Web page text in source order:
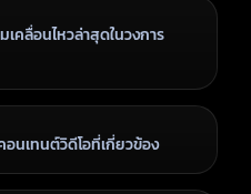
คลื่อนไหวล่าสุดในวงการ
นเทนต์วิดีโอที่เกี่ยวข้อง